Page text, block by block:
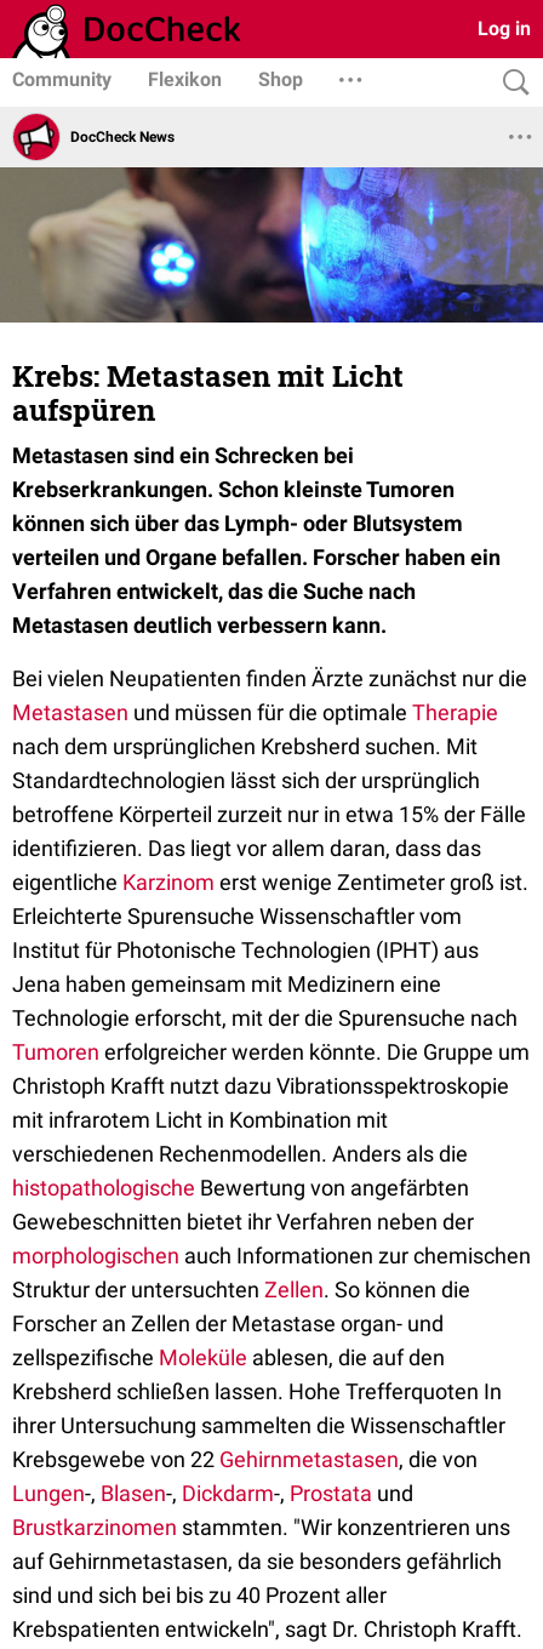
Log in
Community Flexikon Shop
DocCheck News
Krebs: Metastasen mit Licht
aufspüren
Metastasen sind ein Schrecken bei
Krebserkrankungen. Schon kleinste Tumoren
können sich über das Lymph- oder Blutsystem
verteilen und Organe befallen. Forscher haben ein
Verfahren entwickelt, das die Suche nach
Metastasen deutlich verbessern kann.
Bei vielen Neupatienten finden Ärzte zunächst nur die
Metastasen und müssen für die optimale Therapie
nach dem ursprünglichen Krebsherd suchen. Mit
Standardtechnologien lässt sich der ursprünglich
betroffene Körperteil zurzeit nur in etwa 15% der Fälle
identifizieren. Das liegt vor allem daran, dass das
eigentliche Karzinom erst wenige Zentimeter groß ist.
Erleichterte Spurensuche Wissenschaftler vom
Institut für Photonische Technologien (IPHT) aus
Jena haben gemeinsam mit Medizinern eine
Technologie erforscht, mit der die Spurensuche nach
Tumoren erfolgreicher werden könnte. Die Gruppe um
Christoph Krafft nutzt dazu Vibrationsspektroskopie
mit infrarotem Licht in Kombination mit
verschiedenen Rechenmodellen. Anders als die
histopathologische Bewertung von angefärbten
Gewebeschnitten bietet ihr Verfahren neben der
morphologischen auch Informationen zur chemischen
Struktur der untersuchten Zellen. So können die
Forscher an Zellen der Metastase organ- und
zellspezifische Moleküle ablesen, die auf den
Krebsherd schließen lassen. Hohe Trefferquoten In
ihrer Untersuchung sammelten die Wissenschaftler
Krebsgewebe von 22 Gehirnmetastasen, die von
Lungen-, Blasen-, Dickdarm-, Prostata und
Brustkarzinomen stammten. "Wir konzentrieren uns
auf Gehirnmetastasen, da sie besonders gefährlich
sind und sich bei bis zu 40 Prozent aller
Krebspatienten entwickeln", sagt Dr. Christoph Krafft.